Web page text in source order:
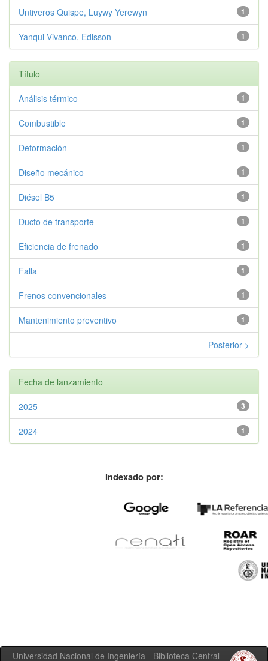
1
Untiveros Quispe, Luywy Yerewyn
1
Yanqui Vivanco, Edisson
Título
1
Análisis térmico
1
Combustible
1
Deformación
1
Diseño mecánico
1
Diésel B5
1
Ducto de transporte
1
Eficiencia de frenado
1
Falla
1
Frenos convencionales
1
Mantenimiento preventivo
Posterior >
Fecha de lanzamiento
3
2025
1
2024
Indexado por:
Universidad Nacional de Ingeniería - Biblioteca Central